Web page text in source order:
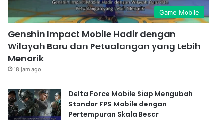
Game Mobile
Genshin Impact Mobile Hadir dengan
Wilayah Baru dan Petualangan yang Lebih
Menarik
18 jam ago
Delta Force Mobile Siap Mengubah
Standar FPS Mobile dengan
Pertempuran Skala Besar